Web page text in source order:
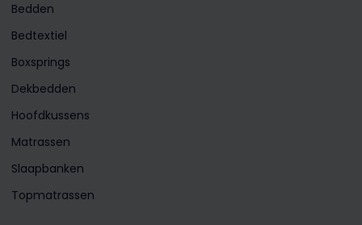
Bedden
Bedtextiel
Boxsprings
Dekbedden
Hoofdkussens
Matrassen
Slaapbanken
Topmatrassen